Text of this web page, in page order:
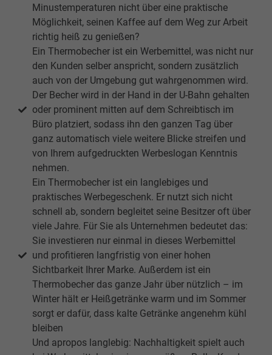
Minustemperaturen nicht über eine praktische
Möglichkeit, seinen Kaffee auf dem Weg zur Arbeit
richtig heiß zu genießen?
Ein Thermobecher ist ein Werbemittel, was nicht nur
den Kunden selber anspricht, sondern zusätzlich
auch von der Umgebung gut wahrgenommen wird.
Der Becher wird in der Hand in der U-Bahn gehalten
oder prominent mitten auf dem Schreibtisch im
Büro platziert, sodass ihn den ganzen Tag über
ganz automatisch viele weitere Blicke streifen und
von Ihrem aufgedruckten Werbeslogan Kenntnis
nehmen.
Ein Thermobecher ist ein langlebiges und
praktisches Werbegeschenk. Er nutzt sich nicht
schnell ab, sondern begleitet seine Besitzer oft über
viele Jahre. Für Sie als Unternehmen bedeutet das:
Sie investieren nur einmal in dieses Werbemittel
und profitieren langfristig von einer hohen
Sichtbarkeit Ihrer Marke. Außerdem ist ein
Thermobecher das ganze Jahr über nützlich – im
Winter hält er Heißgetränke warm und im Sommer
sorgt er dafür, dass kalte Getränke angenehm kühl
bleiben
Und apropos langlebig: Nachhaltigkeit spielt auch